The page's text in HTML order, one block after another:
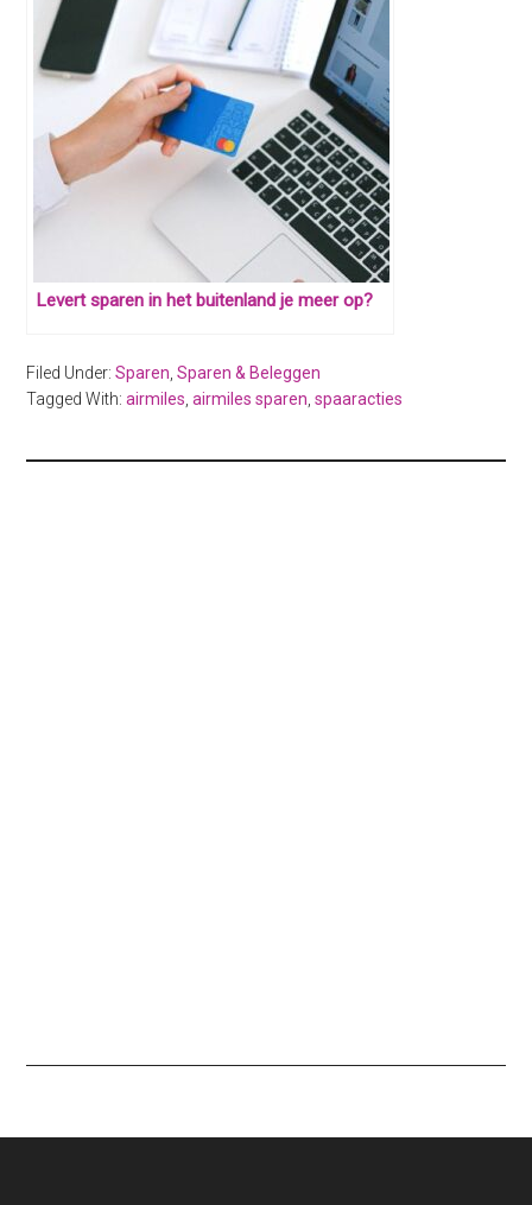
Levert sparen in het buitenland je meer op?
Filed Under:Sparen ,Sparen & Beleggen
Tagged With:airmiles ,airmiles sparen ,spaaracties